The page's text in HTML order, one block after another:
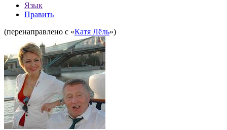
Язык
Править
(перенаправлено с «Катя Лёль»)